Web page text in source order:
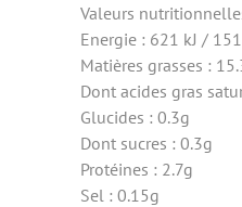
Valeurs
Energie : 621 kJ /
Matières grasses :
Dont acides gras
Glucides : 0.3g
Dont sucres : 0.3g
Protéines : 2.7g
Sel : 0.15g